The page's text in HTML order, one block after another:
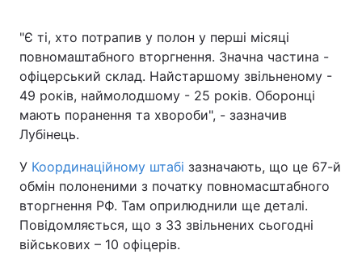
"Є ті, хто потрапив у полон у перші місяці
повномаштабного вторгнення. Значна частина -
офіцерський склад. Найстаршому звільненому -
49 років, наймолодшому - 25 років. Оборонці
мають поранення та хвороби", - зазначив
Лубінець.
У Координаційному штабі зазначають, що це 67-й
обмін полоненими з початку повномасштабного
вторгнення РФ. Там оприлюднили ще деталі.
Повідомляється, що з 33 звільнених сьогодні
військових – 10 офіцерів.